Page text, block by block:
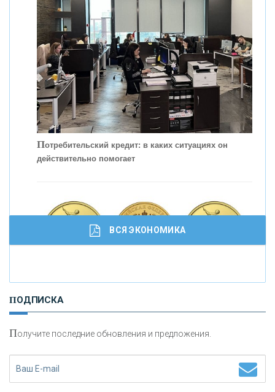
КОНТАКТЫ
Потребительский кредит: в каких ситуациях он
действительно помогает
И
сохранения и увеличения капитала
ВСЯ ЭКОНОМИКА
ПОДПИСКА
Получите последние обновления и предложения.